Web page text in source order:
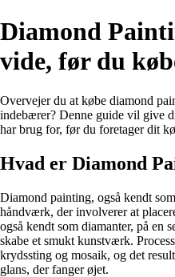
Diamond
vide, før du
Overvejer du at købe diamond
indebærer? Denne guide vil give
har brug for, før du foretager dit
Hvad er Diamond
Diamond painting, også kendt
håndværk, der involverer at
også kendt som diamanter, på
skabe et smukt kunstværk.
krydssting og mosaik, og det
glans, der fanger øjet.